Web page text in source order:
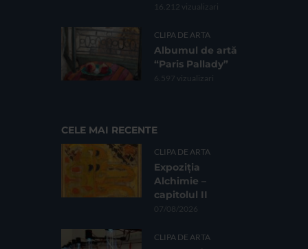
16.212 vizualizari
CLIPA DE ARTA
Albumul de artă
“Paris Pallady”
6.597 vizualizari
CELE MAI RECENTE
CLIPA DE ARTA
Expoziția
Alchimie –
capitolul II
07/08/2026
CLIPA DE ARTA